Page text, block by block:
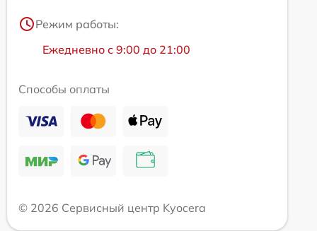
Режим работы:
Ежедневно с 9:00 до 21:00
Способы оплаты
© 2026 Сервисный центр Kyocera